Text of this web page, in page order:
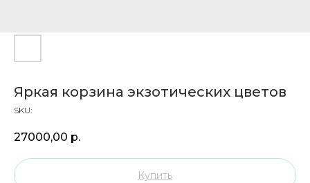
Яркая корзина экзотических цветов
SKU:
27000,00 р.
Купить